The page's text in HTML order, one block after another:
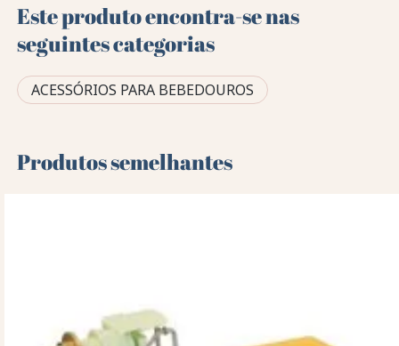
Este produto encontra-se nas
seguintes categorias
ACESSÓRIOS PARA BEBEDOUROS
Produtos semelhantes